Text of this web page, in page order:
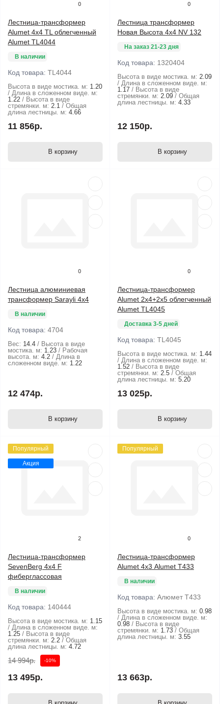
0
Лестница-трансформер
Alumet 4х4 TL облегченный
Alumet ТL4044
В наличии
Код товара: TL4044
Высота в виде мостика. м: 1.20
Длина в сложенном виде. м:
1.22
Высота в виде
стремянки. м: 2.1
Общая
длина лестницы. м: 4.66
11 856р.
В корзину
0
Лестница трансформер
Новая Высота 4x4 NV 132
На заказ 21-23 дня
Код товара: 1320404
Высота в виде мостика. м: 2.09
Длина в сложенном виде. м:
1.17
Высота в виде
стремянки. м: 2.09
Общая
длина лестницы. м: 4.33
12 150р.
В корзину
0
Лестница алюминиевая
трансформер Sarayli 4x4
В наличии
Код товара: 4704
Вес: 14.4
Высота в виде
мостика. м: 1.23
Рабочая
высота. м: 4.2
Длина в
сложенном виде. м: 1.22
12 474р.
В корзину
0
Лестница-трансформер
Alumet 2x4+2x5 облегченный
Alumet TL4045
Доставка 3-5 дней
Код товара: TL4045
Высота в виде мостика. м: 1.44
Длина в сложенном виде. м:
1.52
Высота в виде
стремянки. м: 2.5
Общая
длина лестницы. м: 5.20
13 025р.
В корзину
Популярный
Акция
2
Лестница-трансформер
SevenBerg 4х4 F
фиберглассовая
В наличии
Код товара: 140444
Высота в виде мостика. м: 1.15
Длина в сложенном виде. м:
1.25
Высота в виде
стремянки. м: 2.2
Общая
длина лестницы. м: 4.72
14 994р. -10%
13 495р.
Популярный
0
Лестница-трансформер
Alumet 4х3 Alumet Т433
В наличии
Код товара: Алюмет Т433
Высота в виде мостика. м: 0.98
Длина в сложенном виде. м:
0.98
Высота в виде
стремянки. м: 1.73
Общая
длина лестницы. м: 3.55
13 663р.